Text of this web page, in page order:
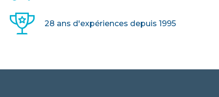
28 ans d'expériences depuis 1995